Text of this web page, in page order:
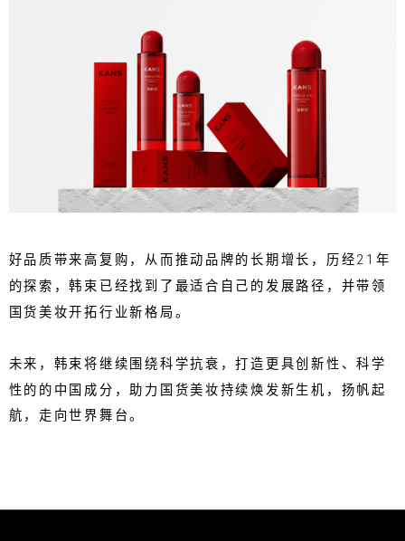
好品质带来高复购，从而推动品牌的长期增长，历经21年
的探索，韩束已经找到了最适合自己的发展路径，并带领
国货美妆开拓行业新格局。
未来，韩束将继续围绕科学抗衰，打造更具创新性、科学
性的的中国成分，助力国货美妆持续焕发新生机，扬帆起
航，走向世界舞台。